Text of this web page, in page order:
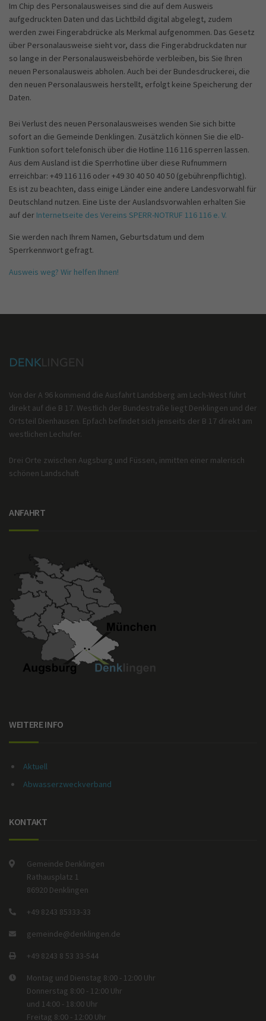
Im Chip des Personalausweises sind die auf dem Ausweis
aufgedruckten Daten und das Lichtbild digital abgelegt, zudem
werden zwei Fingerabdrücke als Merkmal aufgenommen. Das Gesetz
über Personalausweise sieht vor, dass die Fingerabdruckdaten nur
so lange in der Personalausweisbehörde verbleiben, bis Sie Ihren
neuen Personalausweis abholen. Auch bei der Bundesdruckerei, die
den neuen Personalausweis herstellt, erfolgt keine Speicherung der
Daten.
Bei Verlust des neuen Personalausweises wenden Sie sich bitte
sofort an die Gemeinde Denklingen. Zusätzlich können Sie die elD-
Funktion sofort telefonisch über die Hotline 116 116 sperren lassen.
Aus dem Ausland ist die Sperrhotline über diese Rufnummern
erreichbar: +49 116 116 oder +49 30 40 50 40 50 (gebührenpflichtig).
Es ist zu beachten, dass einige Länder eine andere Landesvorwahl für
Deutschland nutzen. Eine Liste der Auslandsvorwahlen erhalten Sie
auf der Internetseite des Vereins SPERR-NOTRUF 116 116 e. V.
Sie werden nach Ihrem Namen, Geburtsdatum und dem
Sperrkennwort gefragt.
Ausweis weg? Wir helfen Ihnen!
Von der A 96 kommend die Ausfahrt Landsberg am Lech-West führt
direkt auf die B 17. Westlich der Bundestraße liegt Denklingen und der
Ortsteil Dienhausen. Epfach befindet sich jenseits der B 17 direkt am
westlichen Lechufer.
Drei Orte zwischen Augsburg und Füssen, inmitten einer malerisch
schönen Landschaft
ANFAHRT
WEITERE INFO
Aktuell
Abwasserzweckverband
KONTAKT
Gemeinde Denklingen
Rathausplatz 1
86920 Denklingen
+49 8243 85333-33
gemeinde@denklingen.de
+49 8243 8 53 33-544
Montag und Dienstag 8:00 - 12:00 Uhr
Donnerstag 8:00 - 12:00 Uhr
und 14:00 - 18:00 Uhr
Freitag 8:00 - 12:00 Uhr